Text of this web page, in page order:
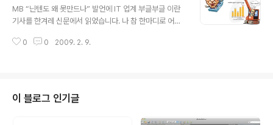
숨을 잃는 사람들이 발생하는 등... 많은 불상사들이 벌어지고 있다. 일어나지 말
아야 할 일들이... 왜 자꾸 일어나는 것인가? 그렇다고 IMF를 예견하고 사회적 ..
MB “닌텐도 왜 못만드나” 발언에 IT 업계 부글부글 이란
기사를 한겨레 신문에서 읽었습니다. 나 참 한마디로 어이
왜 미국같이 민주주의 정착 못시킵니까? 정부는 왜 아직도
경이 제공되는데도 일 않하고 노시죠? 정말... 소프트웨어
개발자들이 3D 업종에 종사하는 사람이 되었다는 것은 이
미 세상이 다 알고 있는 공공연한 사실입니다. 죽어라 일해
0 0 2009. 2. 9.
이 블로그 인기글